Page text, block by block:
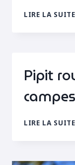
LIRE LA SUITE
Pipit
LIRE LA SUITE